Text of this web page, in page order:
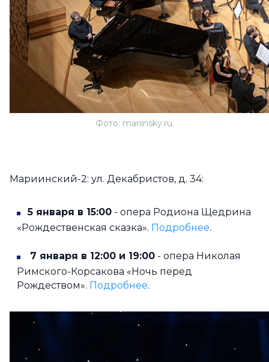
Фото: mariinsky.ru.
Мариинский-2: ул. Декабристов, д. 34:
5 января в 15:00 - опера Родиона Щедрина
«Рождественская сказка». Подробнее.
7 января в 12:00 и 19:00 - опера Николая
Римского-Корсакова «Ночь перед
Рождеством». Подробнее.